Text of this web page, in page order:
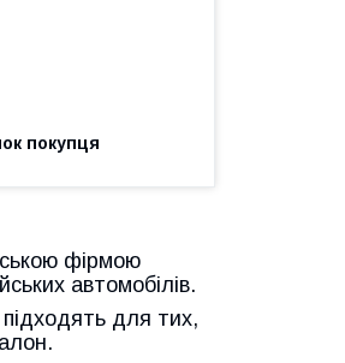
покупця
фірмою
автомобілів.
підходять для тих,